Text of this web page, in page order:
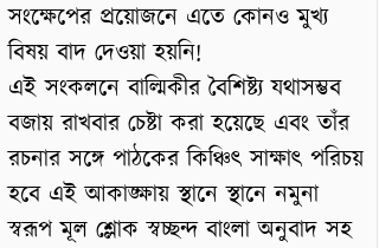
সংক্ষেপের প্রয়োজনে এতে কোনও মুখ্য
বিষয় বাদ দেওয়া হয়নি!
এই সংকলনে বাল্মিকীর বৈশিষ্ট্য যথাসম্ভব
বজায় রাখবার চেষ্টা করা হয়েছে এবং তাঁর
রচনার সঙ্গে পাঠকের কিঞ্চিৎ সাক্ষাৎ পরিচয়
হবে এই আকাঙ্ক্ষায় স্থানে স্থানে নমুনা
স্বরূপ মূল শ্লোক স্বচ্ছন্দ বাংলা অনুবাদ সহ